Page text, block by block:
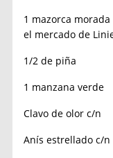
1 mazorca
el mercado de
1/2 de piña
1 manzana verde
Clavo de olor c/n
Anís estrellado c/n